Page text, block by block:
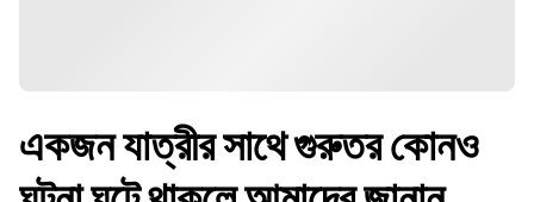
একজন যাত্রীর সাথে গুরুতর কোনও